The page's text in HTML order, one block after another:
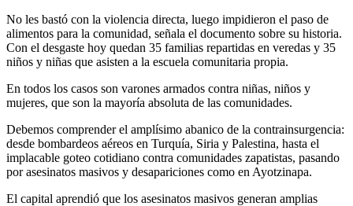
No les bastó con la violencia directa, luego impidieron el paso de
alimentos para la comunidad, señala el documento sobre su historia.
Con el desgaste hoy quedan 35 familias repartidas en veredas y 35
niños y niñas que asisten a la escuela comunitaria propia.
En todos los casos son varones armados contra niñas, niños y
mujeres, que son la mayoría absoluta de las comunidades.
Debemos comprender el amplísimo abanico de la contrainsurgencia:
desde bombardeos aéreos en Turquía, Siria y Palestina, hasta el
implacable goteo cotidiano contra comunidades zapatistas, pasando
por asesinatos masivos y desapariciones como en Ayotzinapa.
El capital aprendió que los asesinatos masivos generan amplias